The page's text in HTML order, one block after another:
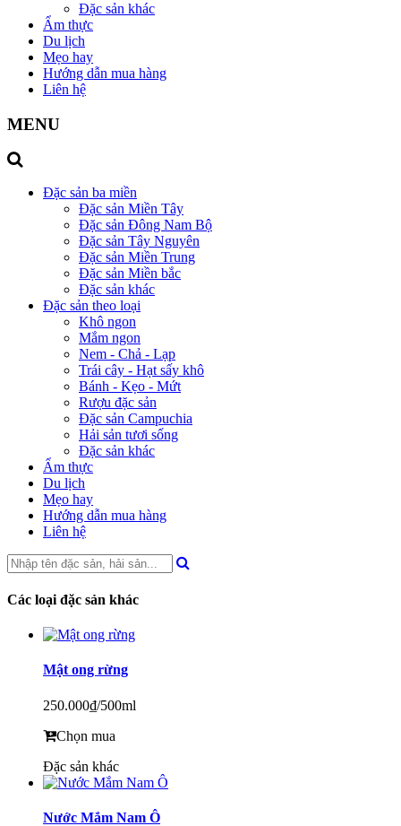
Đặc sản khác
Ẩm thực
Du lịch
Mẹo hay
Hướng dẫn mua hàng
Liên hệ
MENU
Đặc sản ba miền
Đặc sản Miền Tây
Đặc sản Đông Nam Bộ
Đặc sản Tây Nguyên
Đặc sản Miền Trung
Đặc sản Miền bắc
Đặc sản khác
Đặc sản theo loại
Khô ngon
Mắm ngon
Nem - Chả - Lạp
Trái cây - Hạt sấy khô
Bánh - Kẹo - Mứt
Rượu đặc sản
Đặc sản Campuchia
Hải sản tươi sống
Đặc sản khác
Ẩm thực
Du lịch
Mẹo hay
Hướng dẫn mua hàng
Liên hệ
Các loại đặc sản khác
Mật ong rừng
250.000₫/500ml
Chọn mua
Đặc sản khác
Nước Mắm Nam Ô